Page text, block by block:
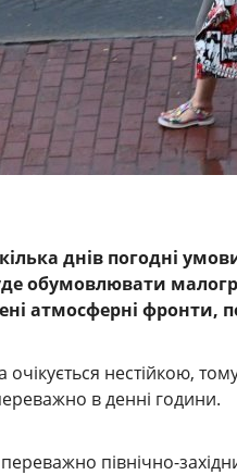
днів погодні
обумовлювати
атмосферні фронти,
очікується нестійкою,
в денні години.
північно-